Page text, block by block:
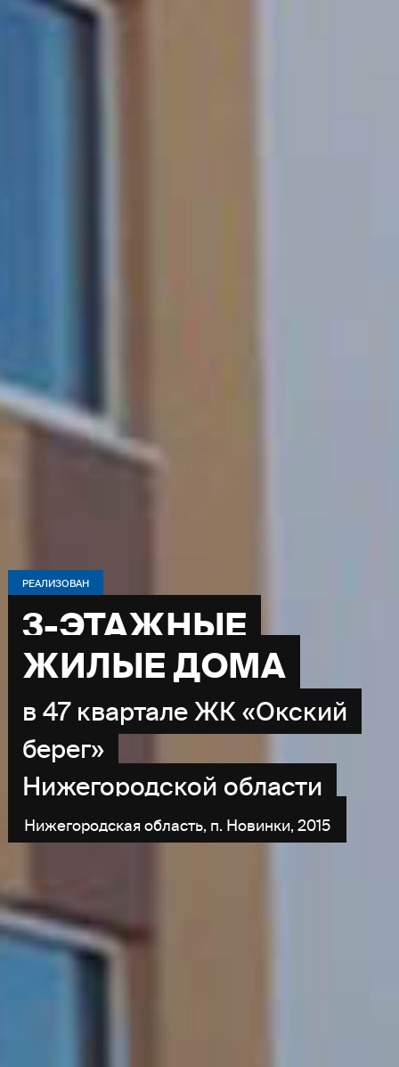
РЕАЛИЗОВАН
3-ЭТАЖНЫЕ
ЖИЛЫЕ ДОМА
в 47 квартале ЖК «Окский
берег»
Нижегородской области
Нижегородская область, п. Новинки, 2015